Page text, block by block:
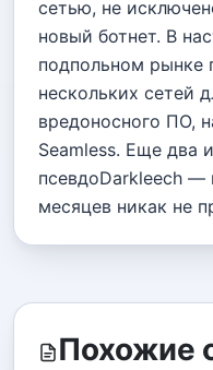
сетью, не
новый ботнет. В
подпольном рынке
нескольких сетей
вредоносного ПО,
Seamless. Еще два
псевдоDarkleech —
месяцев никак не
Похожие